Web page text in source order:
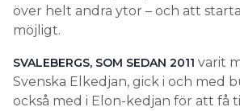
över helt andra ytor – och att
möjligt.
SVALEBERGS, SOM SEDAN 2011 varit
Svenska Elkedjan, gick i och med
också med i Elon-kedjan för att få